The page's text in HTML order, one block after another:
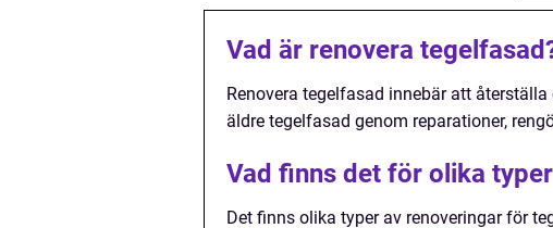
Vad är renovera
Renovera tegelfasad innebär att
äldre tegelfasad genom reparationer,
Vad finns det för olika
Det finns olika typer av renoveringar för